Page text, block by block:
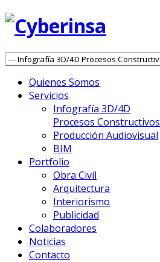
Quienes Somos
Servicios
Infografía 3D/4D
Procesos Constructivos
Producción Audiovisual
BIM
Portfolio
Obra Civil
Arquitectura
Interiorismo
Publicidad
Colaboradores
Noticias
Contacto